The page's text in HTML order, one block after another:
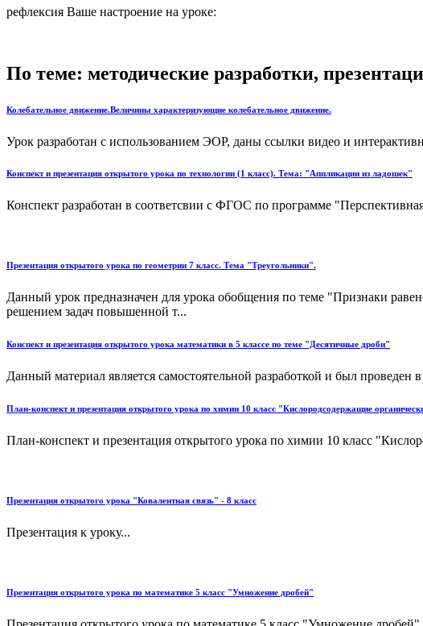
рефлексия Ваше настроение на уроке:
По теме: методические разработки,
Колебательное движение.Величины характеризующие колебательное движение.
Урок разработан с использованием ЭОР, даны ссылки видео и
Конспект и презентация открытого урока по технологии (1 класс). Тема: "Аппликации из ладошек"
Конспект разработан в соответсвии с ФГОС по программе
Презентация открытого урока по геометрии 7 класс. Тема "Треугольники".
Данный урок предназначен для урока обобщения по теме "Признаки
решением задач повышенной т...
Конспект и презентация открытого урока математики в 5 классе по теме "Десятичные дроби"
Данный материал является самостоятельной разработкой и был
План-конспект и презентация открытого урока по химии 10 класс "Кислородсодержащие
План-конспект и презентация открытого урока по химии 10 класс
Презентация открытого урока "Ковалентная связь" - 8 класс
Презентация к уроку...
Презентация открытого урока по математике 5 класс "Умножение дробей"